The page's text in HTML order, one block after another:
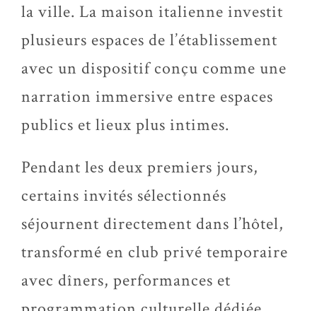
la ville. La maison italienne investit
plusieurs espaces de l’établissement
avec un dispositif conçu comme une
narration immersive entre espaces
publics et lieux plus intimes.
Pendant les deux premiers jours,
certains invités sélectionnés
séjournent directement dans l’hôtel,
transformé en club privé temporaire
avec dîners, performances et